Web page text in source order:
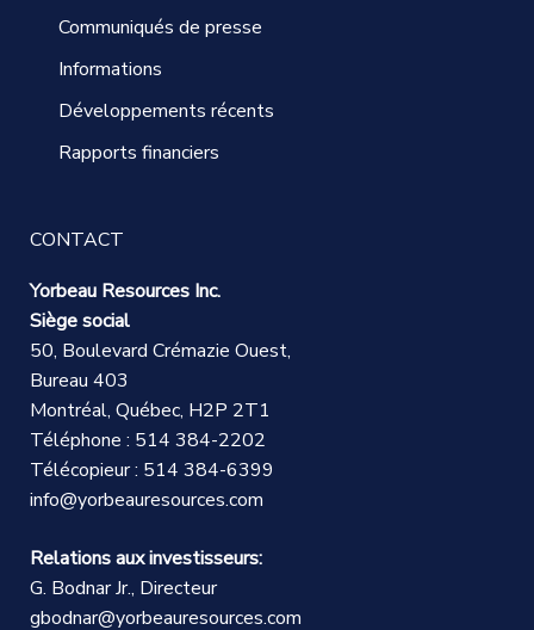
Communiqués de presse
Informations
Développements récents
Rapports financiers
CONTACT
Yorbeau Resources Inc.
Siège social
50, Boulevard Crémazie Ouest,
Bureau 403
Montréal, Québec, H2P 2T1
Téléphone : 514 384-2202
Télécopieur : 514 384-6399
info@yorbeauresources.com
Relations aux investisseurs:
G. Bodnar Jr., Directeur
gbodnar@yorbeauresources.com